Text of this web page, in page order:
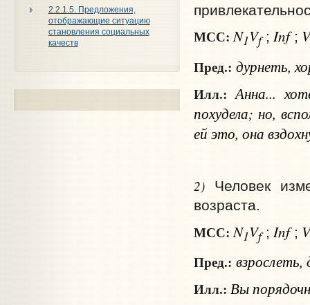
2.2.1.5. Предложения,
отображающие ситуацию
становления социальных
качеств
МСС: N1Vf; Inf; V
Пред.: дурнеть,
Илл.: Анна...
похудела; но,
ей это, она
2)
Человек
возраста.
МСС: N1Vf; Inf; V
Пред.:
Илл.: Вы